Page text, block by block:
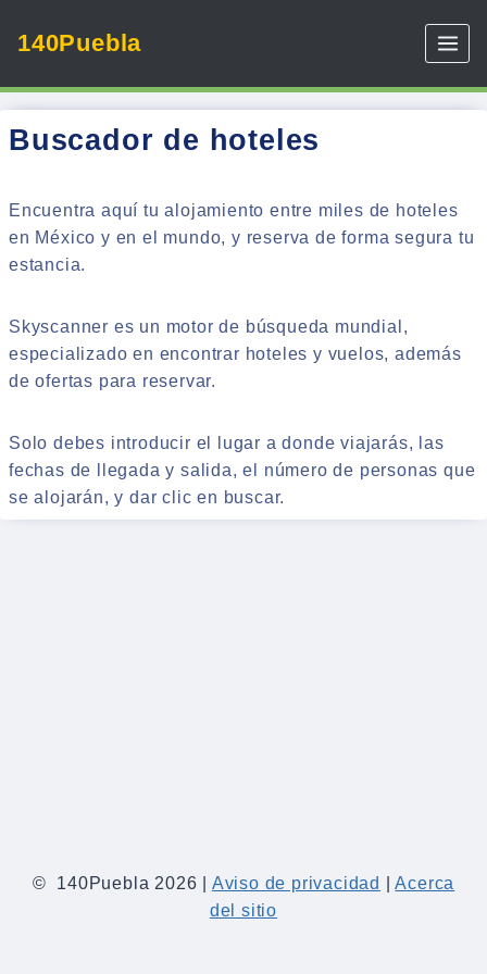
140Puebla
Buscador de hoteles
Encuentra aquí tu alojamiento entre miles de hoteles
en México y en el mundo, y reserva de forma segura tu
estancia.
Skyscanner es un motor de búsqueda mundial,
especializado en encontrar hoteles y vuelos, además
de ofertas para reservar.
Solo debes introducir el lugar a donde viajarás, las
fechas de llegada y salida, el número de personas que
se alojarán, y dar clic en buscar.
© 140Puebla 2026 | Aviso de privacidad |Acerca
del sitio